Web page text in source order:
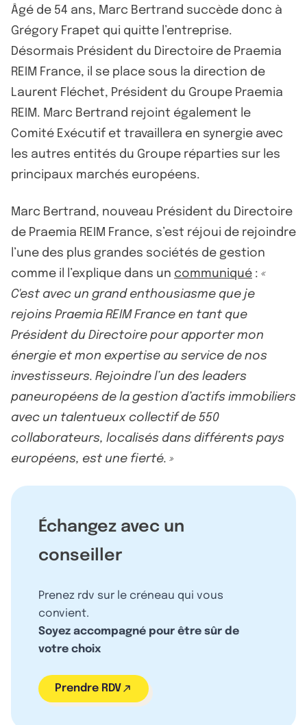
Âgé de 54 ans, Marc Bertrand succède donc à
Grégory Frapet qui quitte l’entreprise.
Désormais Président du Directoire de Praemia
REIM France, il se place sous la direction de
Laurent Fléchet, Président du Groupe Praemia
REIM. Marc Bertrand rejoint également le
Comité Exécutif et travaillera en synergie avec
les autres entités du Groupe réparties sur les
principaux marchés européens.
Marc Bertrand, nouveau Président du Directoire
de Praemia REIM France, s’est réjoui de rejoindre
l’une des plus grandes sociétés de gestion
comme il l’explique dans un communiqué : «
C'est avec un grand enthousiasme que je
rejoins Praemia REIM France en tant que
Président du Directoire pour apporter mon
énergie et mon expertise au service de nos
investisseurs. Rejoindre l’un des leaders
paneuropéens de la gestion d’actifs immobiliers
avec un talentueux collectif de 550
collaborateurs, localisés dans différents pays
européens, est une fierté. »
Échangez avec un
conseiller
Prenez rdv sur le créneau qui vous
convient.
Soyez accompagné pour être sûr de
votre choix
Prendre RDV